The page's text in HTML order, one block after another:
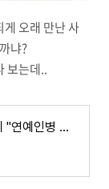
게 오래 만난 사
냐?
보는데..
나는솔로 16기 방송 끝났는데 "연예인병 걸렸나?" 팬미팅에 수상소감.. 영숙은 비혼주의? 각종 논